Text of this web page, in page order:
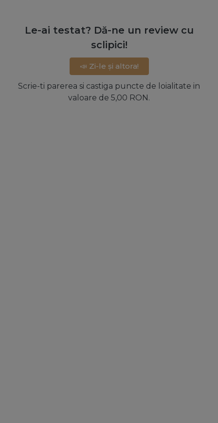
Le-ai testat? Dă-ne un review cu
sclipici!
📣 Zi-le și altora!
Scrie-ti parerea si castiga puncte de loialitate in
valoare de 5,00 RON.